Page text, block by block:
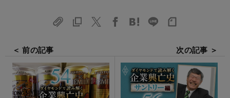
＜ 前の記事 次の記事 ＞